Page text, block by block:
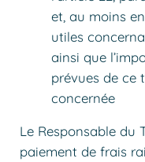
et, au moins
utiles
ainsi que
prévues de ce
concernée
Le Responsable du
paiement de frais